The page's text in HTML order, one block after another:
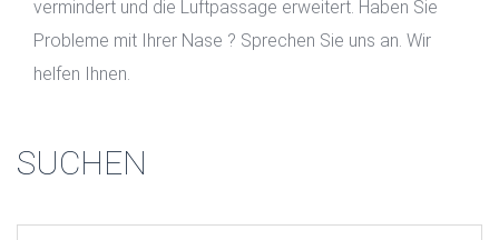
vermindert und die Luftpassage erweitert. Haben Sie
Probleme mit Ihrer Nase ? Sprechen Sie uns an. Wir
helfen Ihnen.
SUCHEN